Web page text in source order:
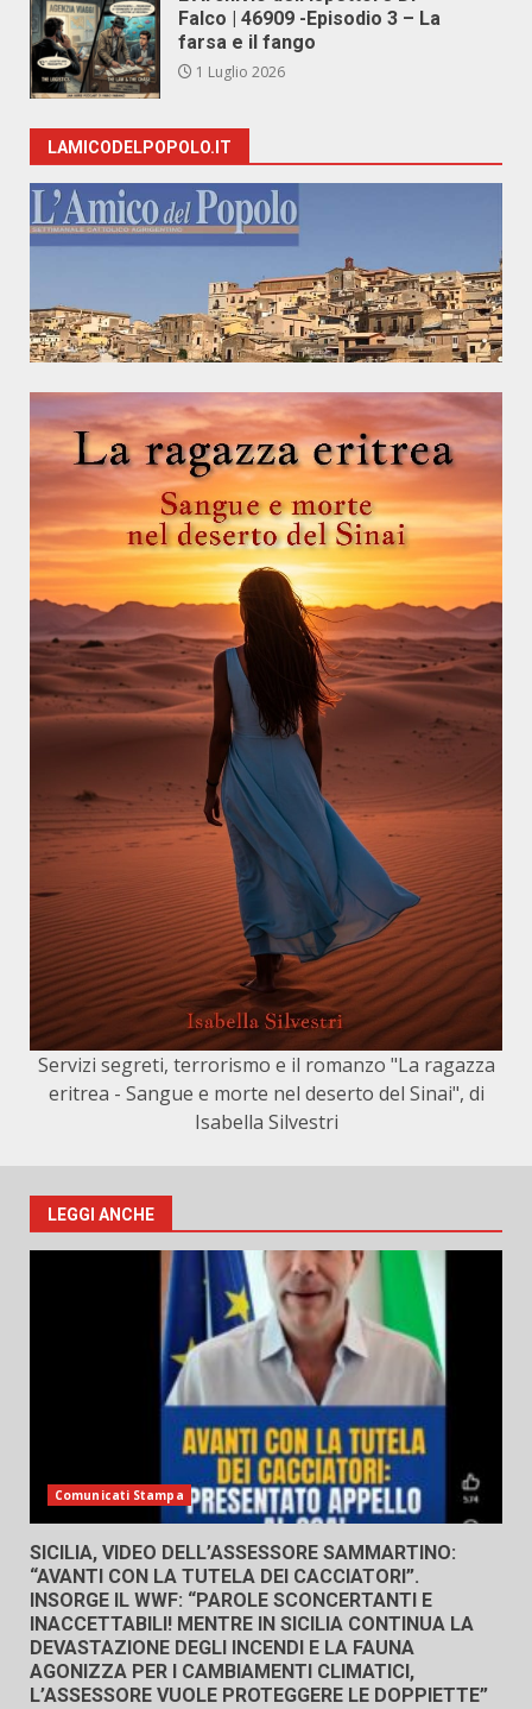
Falco | 46909 -Episodio 3 – La
farsa e il fango
1 Luglio 2026
LAMICODELPOPOLO.IT
Servizi segreti, terrorismo e il romanzo "La ragazza
eritrea - Sangue e morte nel deserto del Sinai", di
Isabella Silvestri
LEGGI ANCHE
Comunicati Stampa
SICILIA, VIDEO DELL’ASSESSORE SAMMARTINO:
“AVANTI CON LA TUTELA DEI CACCIATORI”.
INSORGE IL WWF: “PAROLE SCONCERTANTI E
INACCETTABILI! MENTRE IN SICILIA CONTINUA LA
DEVASTAZIONE DEGLI INCENDI E LA FAUNA
AGONIZZA PER I CAMBIAMENTI CLIMATICI,
L’ASSESSORE VUOLE PROTEGGERE LE DOPPIETTE”